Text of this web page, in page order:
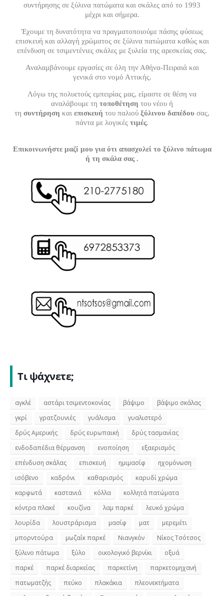
συντήρησης σε ξύλινα πατώματα και σκάλες από το 1993
μέχρι και σήμερα.
Έχουμε τη δυνατότητα να πραγματοποιούμε πάσης φύσεως
επισκευή και αλλαγή χρώματος σε ξύλινα πατώματα καθώς και
επένδυση σε τσιμεντένιες σκάλες με ξυλεία της αρεσκείας σας.
Αναλαμβάνουμε εργασίες σε όλη την Αθήνα-Πειραιά και
γενικά στο νομό Αττικής.
Λόγω της πολυετούς εμπειρίας μας, είμαστε σε θέση να
αναλάβουμε τη τοποθέτηση του νέου ή
τη συντήρηση και επισκευή του παλιού ξύλινου δαπέδου σας,
πάντα με λογικές τιμές.
Επικοινωνήστε μαζί μου για ότι απασχολεί το ξύλινο πάτωμα
ή τη σκάλα σας .
Τι ψάχνετε;
αγκλέ αστάρι τσιμεντοκονίας βάψιμο
βάψιμο σκάλας
γκρί
γρατζουνιές γυάλισμα
γυαλιστερό
δρύς Αμερικής
δρύς ευρωπαική
δρύς τασμανίας
ενδοδαπέδια θέρμανση
ενοποίηση
εξαερισμός
επένδυση σκάλας
επισκευή ημιμασίφ
ηχομόνωση
ισόβενο
καδρόνι καθαρισμός
καρυδί χρώμα
καρφωτά
καστανιά κόλλα
κολλητά πατώματα
κόντρα πλακέ
κουζίνα λαμ παρκέ
λευκό χρώμα
λουρίδα
λουστράρισμα μασίφ ματ
μερεμέτι
μπορντούρα
μωζαΐκ παρκέ Νιανγκόν
Νίκος Τσότσος
ξύλινο πάτωμα
ξύλο οικολογικό βερνίκι
οξυά
παρκέ
παρκέ διαρκείας παρκετίνη
παρκετομηχανή
πατωματζής
πεύκο πλακάκια
πλεονεκτήματα